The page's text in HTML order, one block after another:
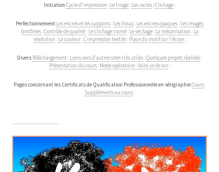
Initiation Cycle d'impression : Le tirage: Les racles:Clichage:
Perfectionnement Les encres et les supports: Les tissus: Les encres opaques: Les images
fantômes:Contrôle de qualité: Le clichage tramé: Le séchage: La mécanisation : La
résolution : La couleur: L'impression textile: Place du motif sur l'écran :
DiversTéléchargement: Liens vers d'autres sites très utiles:Quelques projets réalisés:
Présentation du cours: Mode opératoire - faire un écran :
Pages concernant les Certificats de Qualification Professionnelle en sérigraphieCours:
Suppléments au cours: